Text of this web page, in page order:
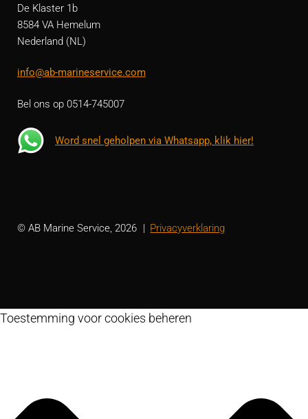
De Klaster 1b
8584 VA Hemelum
Nederland (NL)
info@ab-marineservice.com
Bel ons op 0514-745007
Word snel geholpen via Whatsapp, klik hier!
© AB Marine Service, 2026 Privacyverklaring
Toestemming voor cookies beheren